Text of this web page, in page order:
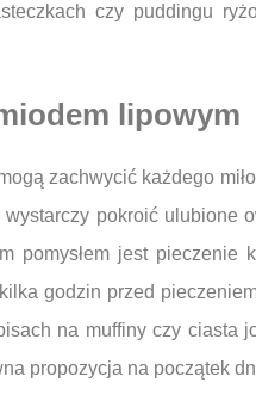
czy puddingu
lipowym
zachwycić każdego
pokroić ulubione
jest pieczenie
godzin przed
na muffiny czy ciasta
propozycja na początek